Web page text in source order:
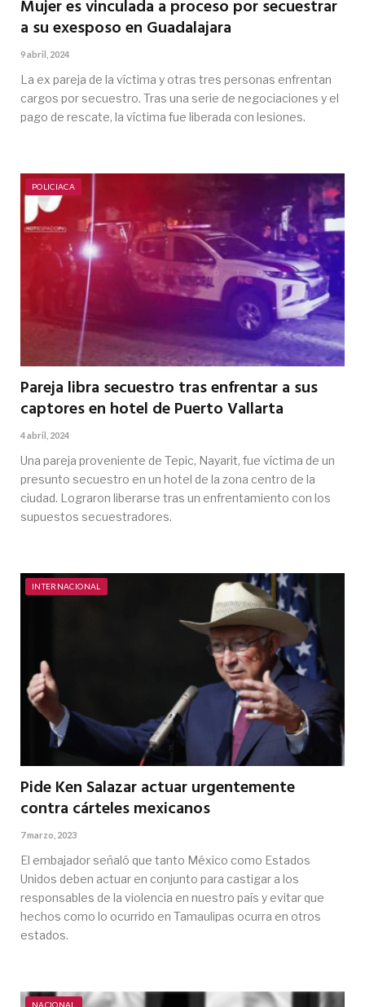
Mujer es vinculada a proceso por secuestrar
a su exesposo en Guadalajara
9 abril, 2024
La ex pareja de la víctima y otras tres personas enfrentan
cargos por secuestro. Tras una serie de negociaciones y el
pago de rescate, la víctima fue liberada con lesiones.
POLICIACA
Pareja libra secuestro tras enfrentar a sus
captores en hotel de Puerto Vallarta
4 abril, 2024
Una pareja proveniente de Tepic, Nayarit, fue víctima de un
presunto secuestro en un hotel de la zona centro de la
ciudad. Lograron liberarse tras un enfrentamiento con los
supuestos secuestradores.
INTERNACIONAL
Pide Ken Salazar actuar urgentemente
contra cárteles mexicanos
7 marzo, 2023
El embajador señaló que tanto México como Estados
Unidos deben actuar en conjunto para castigar a los
responsables de la violencia en nuestro país y evitar que
hechos como lo ocurrido en Tamaulipas ocurra en otros
estados.
NACIONAL